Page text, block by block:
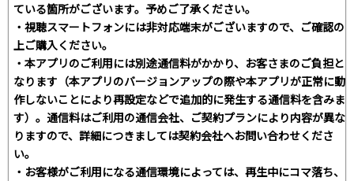
ている箇所がございます。予めご了承ください。
・視聴スマートフォンには非対応端末がございますので、ご確認の
上ご購入ください。
・本アプリのご利用には別途通信料がかかり、お客さまのご負担と
なります（本アプリのバージョンアップの際や本アプリが正常に動
作しないことにより再設定などで追加的に発生する通信料を含みま
す）。通信料はご利用の通信会社、ご契約プランにより内容が異な
りますので、詳細につきましては契約会社へお問い合わせくださ
い。
・お客様がご利用になる通信環境によっては、再生中にコマ落ち、